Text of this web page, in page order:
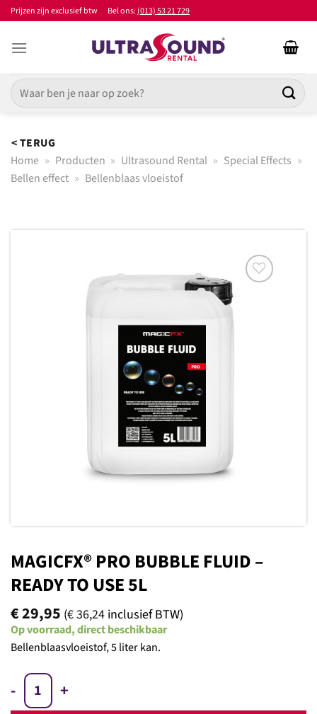
Ga
naar
inhoud
Prijzen zijn exclusief btw Bel ons:(013) 53 21 729
Zoeken
naar:
< TERUG
Home » Producten » Ultrasound Rental » Special Effects »
Bellen effect » Bellenblaas vloeistof
Toevoegen
MAGICFX® PRO BUBBLE FLUID –
READY TO USE 5L
€29,95 (€36,24 inclusief BTW)
Op voorraad, direct beschikbaar
Bellenblaasvloeistof, 5 liter kan.
MAGICFX® PRO BUBBLE FLUID - READY TO USE 5L aantal